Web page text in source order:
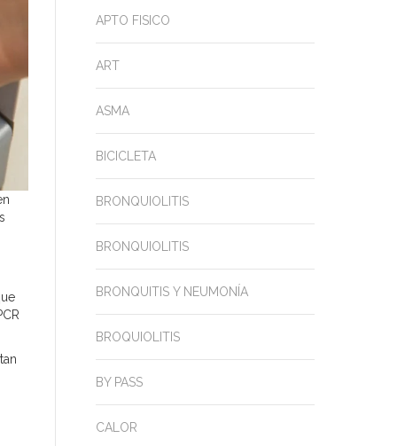
APTO FISICO
ART
ASMA
BICICLETA
BRONQUIOLITIS
BRONQUIOLITIS
BRONQUITIS Y NEUMONÍA
BROQUIOLITIS
BY PASS
CALOR